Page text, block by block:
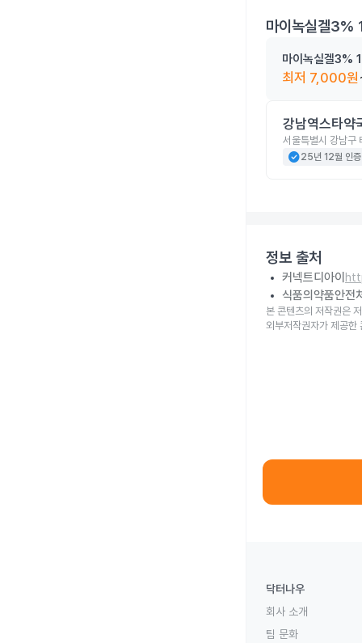
마이녹실겔3%
마이녹실겔3%
최저 7,000원
강남역스타약
서울특별시 강남구
check_circle25년 12월 인증
정보 출처
커넥트디아이
식품의약품안전
본 콘텐츠의 저작권은
외부저작권자가 제공한
닥터나우
회사 소개
팀 문화